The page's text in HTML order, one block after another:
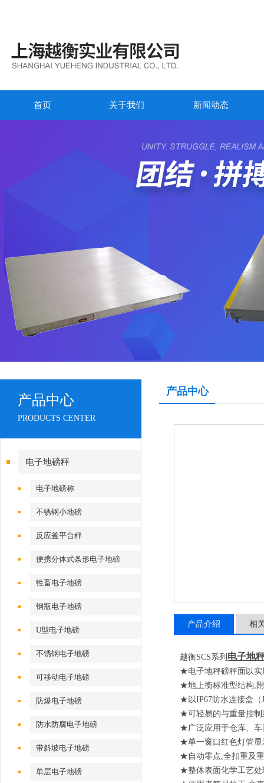
首页 关于我们 新闻动态
产品中心
PRODUCTS CENTER
电子地磅秤
电子地磅称
不锈钢小地磅
反应釜平台秤
便携分体式条形电子地磅
牲畜电子地磅
钢瓶电子地磅
U型电子地磅
不锈钢电子地磅
可移动电子地磅
防爆电子地磅
防水防腐电子地磅
带斜坡电子地磅
单层电子地磅
产品中心
产品介绍 相
越衡SCS系列 电子地
★电子地秤磅秤面以实
★地上衡标准型结构,
★以IP67防水连接盒（
★可轻易的与重量控制
★广泛应用于仓库、车
★单一窗口红色灯管显
★自动零点,全扣重及
★整体表面化学工艺处